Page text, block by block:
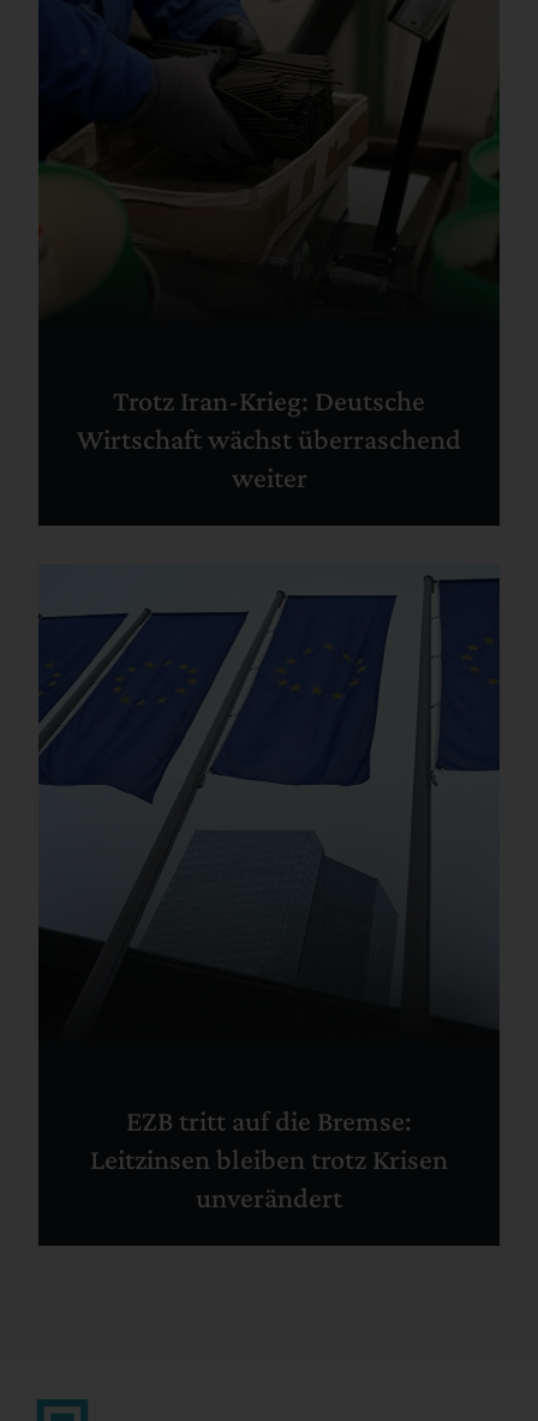
Trotz Iran-Krieg: Deutsche
Wirtschaft wächst überraschend
weiter
EZB tritt auf die Bremse:
Leitzinsen bleiben trotz Krisen
unverändert